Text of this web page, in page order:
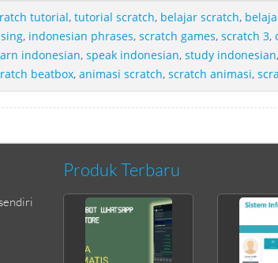
tutorial, tutorial scratch, belajar scratch,
, indonesian phrases, scratch games, scratch 3,
indonesian, speak indonesian, study indonesian,
beatbox, animasi scratch, scratch animasi,
Produk Terbaru